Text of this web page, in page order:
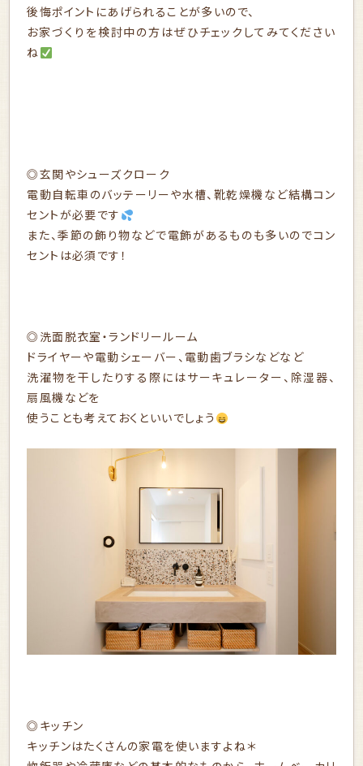
後悔ポイントにあげられることが多いので、
お家づくりを検討中の方はぜひチェックしてみてください
ね
◎玄関やシューズクローク
電動自転車のバッテーリーや水槽、靴乾燥機など結構コン
セントが必要です
また、季節の飾り物などで電飾があるものも多いのでコン
セントは必須です！
◎洗面脱衣室・ランドリールーム
ドライヤーや電動シェーバー、電動歯ブラシなどなど
洗濯物を干したりする際にはサーキュレーター、除湿器、
扇風機などを
使うことも考えておくといいでしょう
◎キッチン
キッチンはたくさんの家電を使いますよね＊